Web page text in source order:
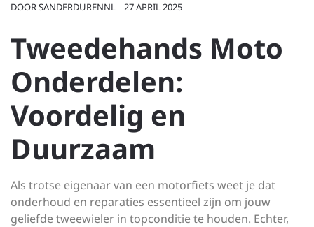
DOORSANDERDURENNL 27 APRIL 2025
Tweedehands Moto
Onderdelen:
Voordelig en
Duurzaam
Als trotse eigenaar van een motorfiets weet je dat
onderhoud en reparaties essentieel zijn om jouw
geliefde tweewieler in topconditie te houden. Echter,